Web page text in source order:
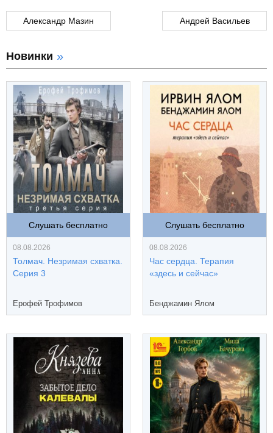
Александр Мазин Андрей Васильев
Новинки
Слушать бесплатно
08.08.2026
Толмач. Незримая схватка.
Серия 3
Ерофей Трофимов
Слушать бесплатно
08.08.2026
Час сердца. Терапия
«здесь и сейчас»
Бенджамин Ялом